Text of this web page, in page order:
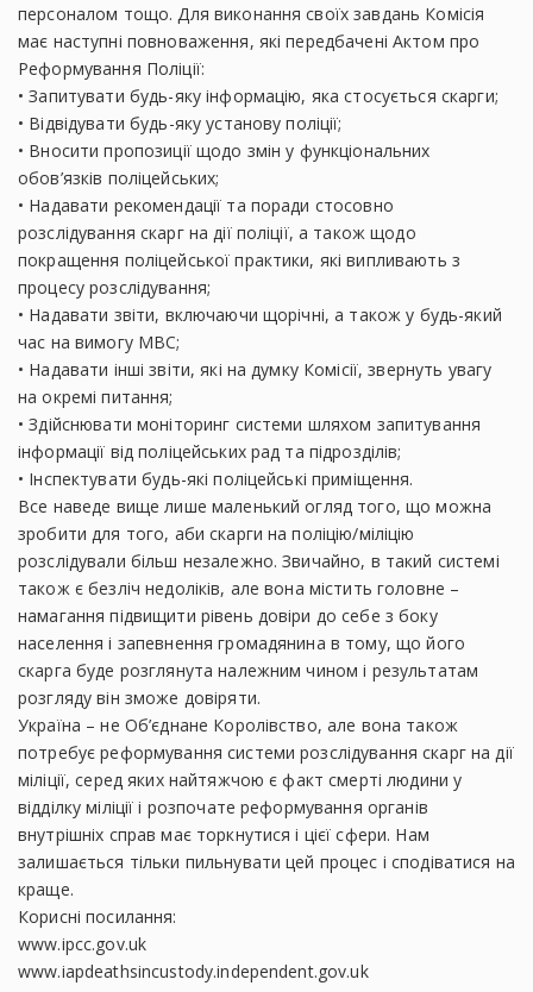
персоналом тощо. Для виконання своїх завдань Комісія
має наступні повноваження, які передбачені Актом про
Реформування Поліції:
• Запитувати будь-яку інформацію, яка стосується скарги;
• Відвідувати будь-яку установу поліції;
• Вносити пропозиції щодо змін у функціональних
обов’язків поліцейських;
• Надавати рекомендації та поради стосовно
розслідування скарг на дії поліції, а також щодо
покращення поліцейської практики, які випливають з
процесу розслідування;
• Надавати звіти, включаючи щорічні, а також у будь-який
час на вимогу МВС;
• Надавати інші звіти, які на думку Комісії, звернуть увагу
на окремі питання;
• Здійснювати моніторинг системи шляхом запитування
інформації від поліцейських рад та підрозділів;
• Інспектувати будь-які поліцейські приміщення.
Все наведе вище лише маленький огляд того, що можна
зробити для того, аби скарги на поліцію/міліцію
розслідували більш незалежно. Звичайно, в такий системі
також є безліч недоліків, але вона містить головне –
намагання підвищити рівень довіри до себе з боку
населення і запевнення громадянина в тому, що його
скарга буде розглянута належним чином і результатам
розгляду він зможе довіряти.
Україна – не Об’єднане Королівство, але вона також
потребує реформування системи розслідування скарг на дії
міліції, серед яких найтяжчою є факт смерті людини у
відділку міліції і розпочате реформування органів
внутрішніх справ має торкнутися і цієї сфери. Нам
залишається тільки пильнувати цей процес і сподіватися на
краще.
Корисні посилання:
www.ipcc.gov.uk
www.iapdeathsincustody.independent.gov.uk